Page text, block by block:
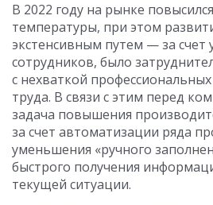
В 2022 году на рынке
температуры, при этом
экстенсивным путем — за счет
сотрудников, было
с нехваткой
труда. В связи с этим перед
задача повышения
за счет автоматизации ряда
уменьшения «ручного
быстрого получения
текущей ситуации.